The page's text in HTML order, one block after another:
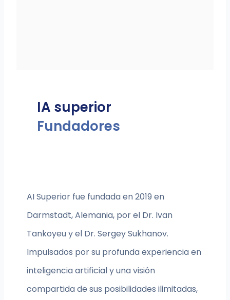
IA superior
Fundadores
AI Superior fue fundada en 2019 en
Darmstadt, Alemania, por el Dr. Ivan
Tankoyeu y el Dr. Sergey Sukhanov.
Impulsados por su profunda experiencia en
inteligencia artificial y una visión
compartida de sus posibilidades ilimitadas,